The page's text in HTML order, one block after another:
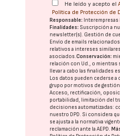
He leído y acepto el
Política de Protección de
Responsable: Interempresas
Finalidades: Suscripción a
newsletter(s). Gestión de
Envío de emails
relativos a intereses
asociados.Conservación:
relación con Ud., o mientras
llevar a cabo las finalidades
Los datos pueden cederse a
grupo por motivos de
Acceso, rectificación,
portabilidad, limitación del
decisiones automatizadas:
nuestro DPD. Si considera
se ajusta a la normativa
reclamación ante laAEPD.